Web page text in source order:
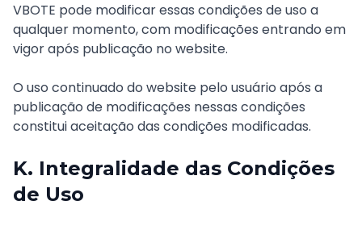
VBOTE pode modificar essas condições de uso a
qualquer momento, com modificações entrando em
vigor após publicação no website.
O uso continuado do website pelo usuário após a
publicação de modificações nessas condições
constitui aceitação das condições modificadas.
K. Integralidade das Condições
de Uso